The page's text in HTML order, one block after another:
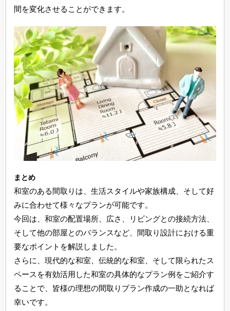
間を変化させることができます。
まとめ
和室のある間取りは、生活スタイルや家族構成、そして好
みに合わせて様々なプランが可能です。
今回は、和室の配置場所、広さ、リビングとの接続方法、
そして他の部屋とのバランスなど、間取り設計における重
要なポイントを解説しました。
さらに、現代的な和室、伝統的な和室、そして限られたス
ペースを有効活用した和室の具体的なプラン例をご紹介す
ることで、皆様の理想の間取りプラン作成の一助となれば
幸いです。